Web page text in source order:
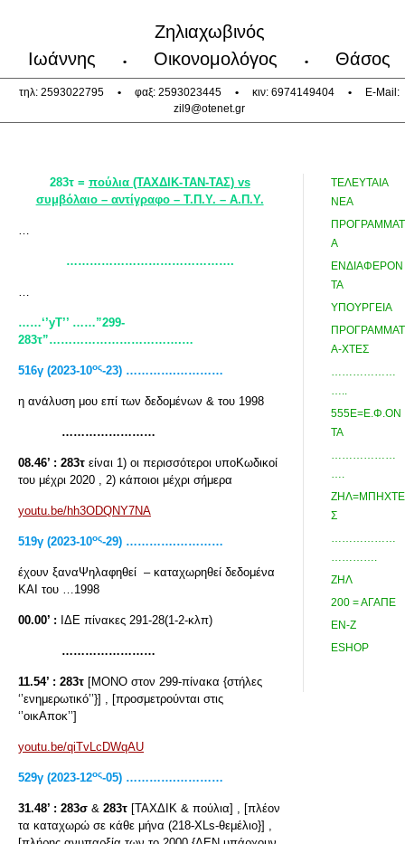
Ζηλιαχωβινός
Ιωάννης
• Οικονομολόγος • Θάσος
τηλ: 2593022795 • φαξ: 2593023445 • κιν: 6974149404 •
E-Mail:
zil9@otenet.gr
283τ = πούλια (ΤΑΧΔΙΚ-ΤΑΝ-ΤΑΣ) vs
συμβόλαιο – αντίγραφο – Τ.Π.Υ. – Α.Π.Υ.
…
…………………………………….
…
……‘’yT’’ ……”299-
283τ”…………………………….…
516γ (2023-10ος-23) ………….…………
η ανάλυση μου επί των δεδομένων & του 1998
……………………
08.46’ : 283τ είναι 1) οι περισσότεροι υποΚωδικοί
του μέχρι 2020 , 2) κάποιοι μέχρι σήμερα
youtu.be/hh3ODQNY7NA
519γ (2023-10ος-29) ………….…………
έχουν ξαναΨηλαφηθεί – καταχωρηθεί δεδομένα
ΚΑΙ του …1998
00.00’ : ΙΔΕ πίνακες 291-28(1-2-κλπ)
……………………
11.54’ : 283τ [ΜΟΝΟ στον 299-πίνακα {στήλες
‘’ενημερωτικό’’}] , [προσμετρούνται στις
‘’οικΑποκ’’]
youtu.be/qiTvLcDWqAU
529γ (2023-12ος-05) ………….…………
31.48’ : 283σ & 283τ [ΤΑΧΔΙΚ & πούλια] , [πλέον
τα καταχωρώ σε κάθε μήνα (218-XLs-θεμέλιο}] ,
ΤΕΛΕΥΤΑΙΑ
ΝΕΑ
ΠΡΟΓΡΑΜΜΑΤ
Α
ΕΝΔΙΑΦΕΡΟΝ
ΤΑ
ΥΠΟΥΡΓΕΙΑ
ΠΡΟΓΡΑΜΜΑΤ
Α-ΧΤΕΣ
………………
…..
555Ε=Ε.Φ.ΟΝ
ΤΑ
………………
….
ΖΗΛ=ΜΠΗΧΤΕ
Σ
………………
………….
ΖΗΛ
200 = ΑΓΑΠΕ
ΕΝ-Ζ
ESHOP